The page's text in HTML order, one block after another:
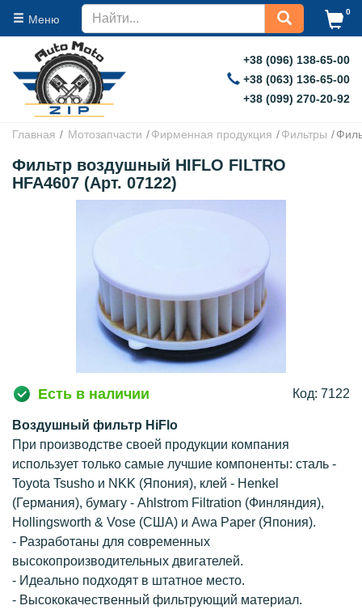
Меню
0
+38 (096) 138-65-00
+38 (063) 136-65-00
+38 (099) 270-20-92
Главная Мотозапчасти Фирменная продукция Фильтры
Фильтр воздушный HIFLO FILTRO
HFA4607 (Арт. 07122)
Есть в наличии Код: 7122
Воздушный фильтр HiFlo
При производстве своей продукции компания
использует только самые лучшие компоненты: сталь -
Toyota Tsusho и NKK (Япония), клей - Henkel
(Германия), бумагу - Ahlstrom Filtration (Финляндия),
Hollingsworth & Vose (США) и Awa Paper (Япония).
- Разработаны для современных
высокопроизводительных двигателей.
- Идеально подходят в штатное место.
- Высококачественный фильтрующий материал.